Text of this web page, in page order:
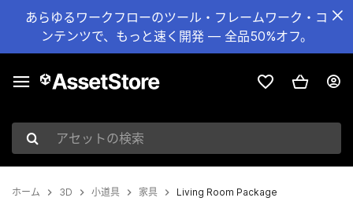
あらゆるワークフローのツール・フレームワーク・コ
ンテンツで、もっと速く開発 — 全品50%オフ。
アセットの検索
ホーム 3D 小道具 家具 Living Room Package